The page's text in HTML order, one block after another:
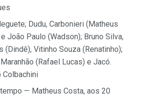
Dudu, Carbonieri (Matheus
João Paulo (Wadson); Bruno Silva,
(Dindê), Vitinho Souza (Renatinho);
(Rafael Lucas) e Jacó.
Colbachini
— Matheus Costa, aos 20